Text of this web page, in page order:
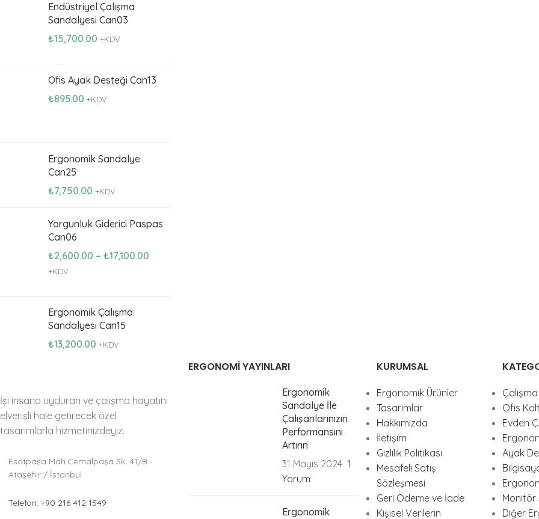
Endüstriyel Çalışma
Sandalyesi Can03
₺15,700.00 +KDV
Ofis Ayak Desteği Can13
₺895.00 +KDV
Ergonomik Sandalye
Can25
₺7,750.00 +KDV
Yorgunluk Giderici Paspas
Can06
₺2,600.00 – ₺17,100.00
+KDV
Ergonomik Çalışma
Sandalyesi Can15
₺13,200.00 +KDV
İşi insana uyduran ve çalışma hayatını
elverişli hale getirecek özel
tasarımlarla hizmetinizdeyiz.
Esatpaşa Mah.Cemalpaşa Sk. 41/B
Ataşehir / İstanbul
Telefon: +90 216 412 1549
ERGONOMI YAYINLARI
Ergonomik
Sandalye İle
Çalışanlarınızın
Performansını
Artırın
31 Mayıs 2024 1
Yorum
Ergonomik
KURUMSAL
Ergonomik Ürünler
Tasarımlar
Hakkımızda
İletişim
Gizlilik Politikası
Mesafeli Satış
Sözleşmesi
Geri Ödeme ve İade
Kişisel Verilerin
Ofis
Evden
Ayak
Monitör
Diğer